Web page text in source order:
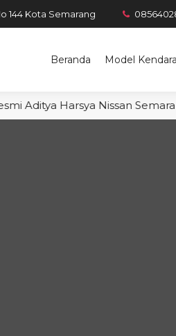
144 Kota Semarang
Beranda Model
Harsya Nissan